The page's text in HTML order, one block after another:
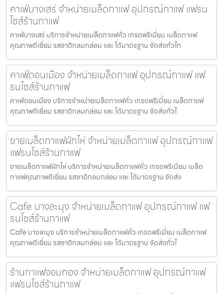
คาเฟ่บางเสร่ จำหน่ายเมล็ดกาแฟ อุปกรณ์กาแฟ แฟรน
ไชส์ร้านกาแฟ
คาเฟ่บางเสร่ บริการจำหน่ายเมล็ดกาแฟคั่ว เกรดพรีเมี่ยม เมล็ดกาแฟ
คุณภาพดีเยี่ยม รสชาติกลมกล่อม และ ได้มาตรฐาน จัดส่งทั่วไท
คาเฟ่ดอนเมือง จำหน่ายเมล็ดกาแฟ อุปกรณ์กาแฟ แฟ
รนไชส์ร้านกาแฟ
คาเฟ่ดอนเมือง บริการจำหน่ายเมล็ดกาแฟคั่ว เกรดพรีเมี่ยม เมล็ดกาแฟ
คุณภาพดีเยี่ยม รสชาติกลมกล่อม และ ได้มาตรฐาน จัดส่งทั่วไ
ขายเมล็ดกาแฟผักไห่ จำหน่ายเมล็ดกาแฟ อุปกรณ์กาแฟ
แฟรนไชส์ร้านกาแฟ
ขายเมล็ดกาแฟผักไห่ บริการจำหน่ายเมล็ดกาแฟคั่ว เกรดพรีเมี่ยม เมล็ด
กาแฟคุณภาพดีเยี่ยม รสชาติกลมกล่อม และ ได้มาตรฐาน จัดส่ง
Cafe บางละมุง จำหน่ายเมล็ดกาแฟ อุปกรณ์กาแฟ แฟ
รนไชส์ร้านกาแฟ
Cafe บางละมุง บริการจำหน่ายเมล็ดกาแฟคั่ว เกรดพรีเมี่ยม เมล็ดกาแฟ
คุณภาพดีเยี่ยม รสชาติกลมกล่อม และ ได้มาตรฐาน จัดส่งทั่วไ
ร้านกาแฟจอมทอง จำหน่ายเมล็ดกาแฟ อุปกรณ์กาแฟ
แฟรนไชส์ร้านกาแฟ